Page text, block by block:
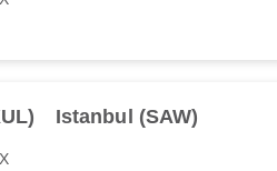
Istanbul (SAW)